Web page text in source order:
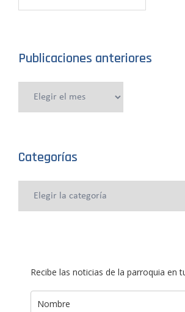
Publicaciones anteriores
Categorías
Recibe las noticias de la parroquia en